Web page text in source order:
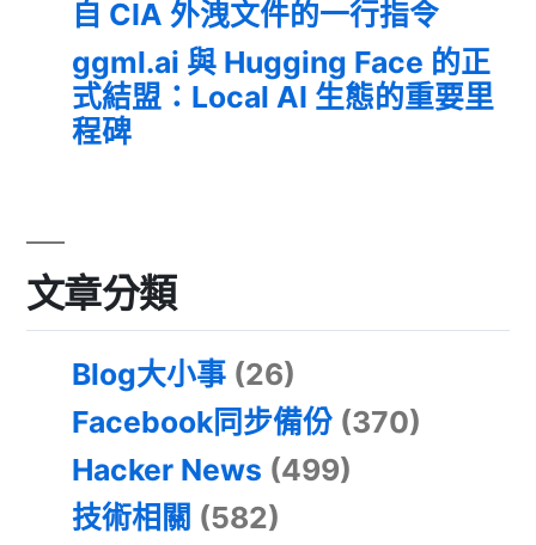
自 CIA 外洩文件的一行指令
ggml.ai 與 Hugging Face 的正
式結盟：Local AI 生態的重要里
程碑
文章分類
Blog大小事 (26)
Facebook同步備份 (370)
Hacker News (499)
技術相關 (582)